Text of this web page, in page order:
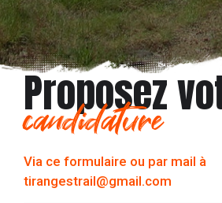
Proposez
candidature
Via ce formulaire ou par mail à
tirangestrail@gmail.com